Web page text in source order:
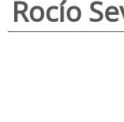
Rocío